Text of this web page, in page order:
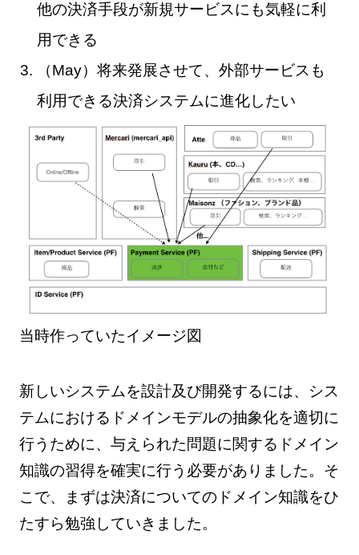
他の決済手段が新規サービスにも気軽に利
用できる
（May）将来発展させて、外部サービスも
利用できる決済システムに進化したい
当時作っていたイメージ図
新しいシステムを設計及び開発するには、シス
テムにおけるドメインモデルの抽象化を適切に
行うために、与えられた問題に関するドメイン
知識の習得を確実に行う必要がありました。そ
こで、まずは決済についてのドメイン知識をひ
たすら勉強していきました。